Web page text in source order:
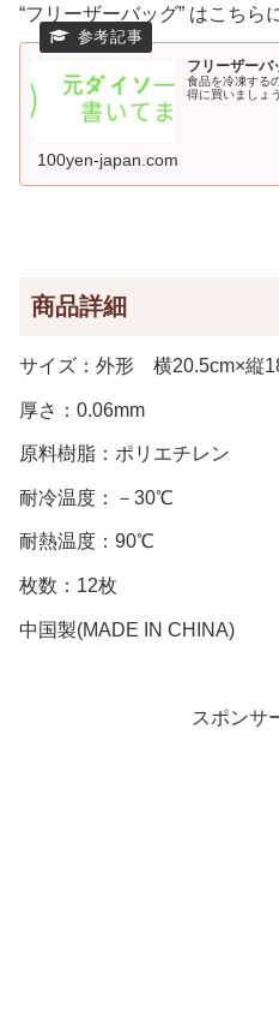
“フリーザーバッグ” はこちら
フリーザーバ
食品を冷凍する
得に買いましょう
100yen-japan.com
商品詳細
サイズ：外形 横20.5cm×縦
厚さ：0.06mm
原料樹脂：ポリエチレン
耐冷温度：－30℃
耐熱温度：90℃
枚数：12枚
中国製(MADE IN CHINA)
スポンサ